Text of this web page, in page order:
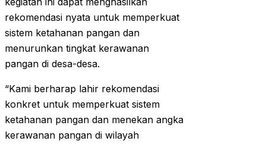
rekomendasi nyata untuk memperkuat
sistem ketahanan pangan dan
menurunkan tingkat kerawanan
pangan di desa-desa.
“Kami berharap lahir rekomendasi
konkret untuk memperkuat sistem
ketahanan pangan dan menekan angka
kerawanan pangan di wilayah